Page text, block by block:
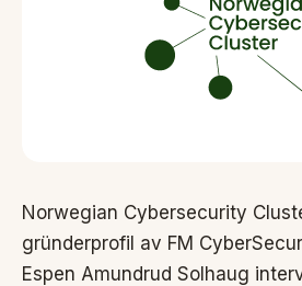
Norwegian Cybersecurity
gründerprofil av FM
Espen Amundrud Solhaug